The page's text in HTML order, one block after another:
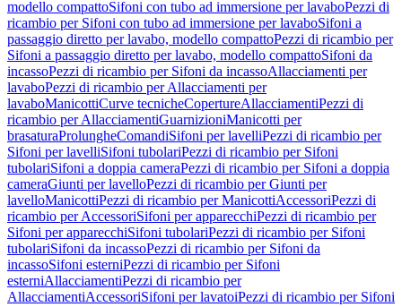
modello compattoSifoni con tubo ad immersione per lavaboPezzi di
ricambio per Sifoni con tubo ad immersione per lavaboSifoni a
passaggio diretto per lavabo, modello compattoPezzi di ricambio per
Sifoni a passaggio diretto per lavabo, modello compattoSifoni da
incassoPezzi di ricambio per Sifoni da incassoAllacciamenti per
lavaboPezzi di ricambio per Allacciamenti per
lavaboManicottiCurve tecnicheCopertureAllacciamentiPezzi di
ricambio per AllacciamentiGuarnizioniManicotti per
brasaturaProlungheComandiSifoni per lavelliPezzi di ricambio per
Sifoni per lavelliSifoni tubolariPezzi di ricambio per Sifoni
tubolariSifoni a doppia cameraPezzi di ricambio per Sifoni a doppia
cameraGiunti per lavelloPezzi di ricambio per Giunti per
lavelloManicottiPezzi di ricambio per ManicottiAccessoriPezzi di
ricambio per AccessoriSifoni per apparecchiPezzi di ricambio per
Sifoni per apparecchiSifoni tubolariPezzi di ricambio per Sifoni
tubolariSifoni da incassoPezzi di ricambio per Sifoni da
incassoSifoni esterniPezzi di ricambio per Sifoni
esterniAllacciamentiPezzi di ricambio per
AllacciamentiAccessoriSifoni per lavatoiPezzi di ricambio per Sifoni